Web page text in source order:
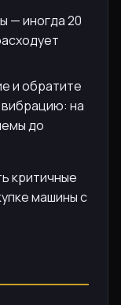
— иногда 20
и обратите
на
до
критичные
машины с